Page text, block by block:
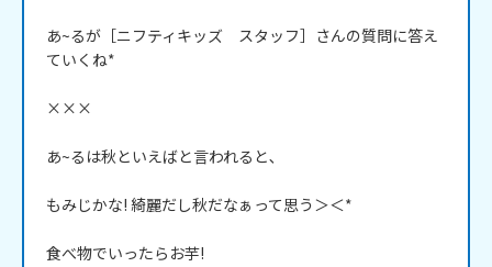
あ~るが［ニフティキッズ　スタッフ］さんの質問に答え
ていくね*
×××
あ~るは秋といえばと言われると､
もみじかな! 綺麗だし秋だなぁって思う＞＜*
食べ物でいったらお芋!